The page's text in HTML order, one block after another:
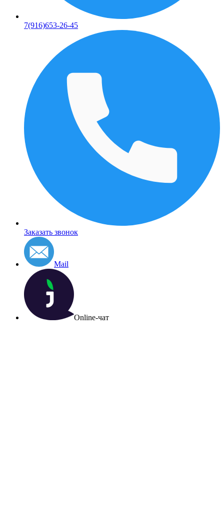
7(916)653-26-45
Заказать звонок
Mail
Online-чат